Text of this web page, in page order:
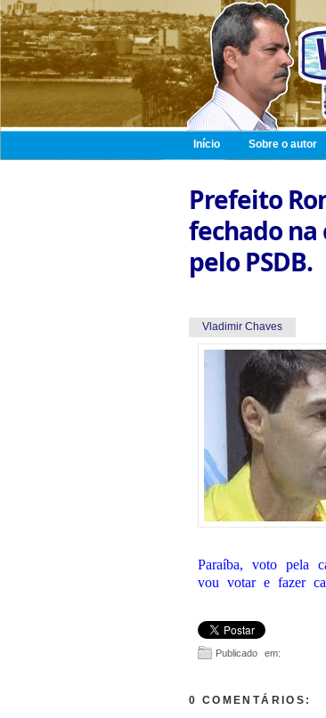
Início Sobre o autor
Prefeito
fechado
pelo PSDB.
Vladimir Chaves
Paraíba, voto pela
vou votar e fazer
Publicado em:
0 COMENTÁRIOS: